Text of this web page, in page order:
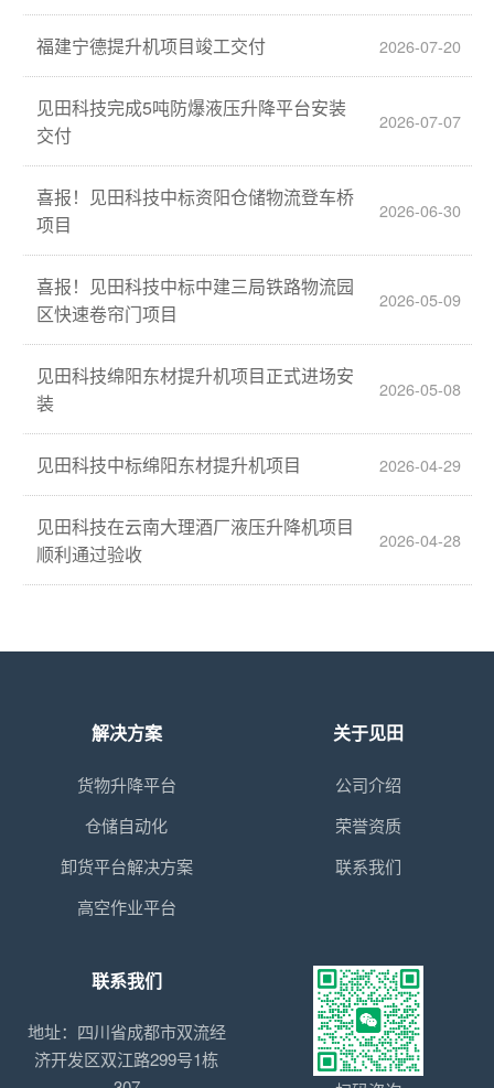
福建宁德提升机项目竣工交付 2026-07-20
见田科技完成5吨防爆液压升降平台安装
交付
2026-07-07
喜报！见田科技中标资阳仓储物流登车桥
项目
2026-06-30
喜报！见田科技中标中建三局铁路物流园
区快速卷帘门项目
2026-05-09
见田科技绵阳东材提升机项目正式进场安
装
2026-05-08
见田科技中标绵阳东材提升机项目 2026-04-29
见田科技在云南大理酒厂液压升降机项目
顺利通过验收
2026-04-28
解决方案
货物升降平台
仓储自动化
卸货平台解决方案
高空作业平台
关于见田
公司介绍
荣誉资质
联系我们
联系我们
地址：四川省成都市双流经
济开发区双江路299号1栋